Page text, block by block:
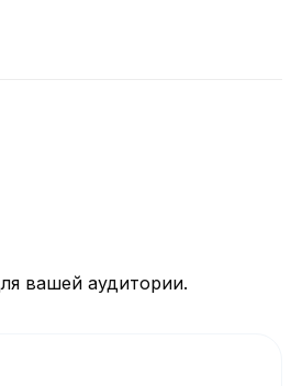
вашей аудитории.